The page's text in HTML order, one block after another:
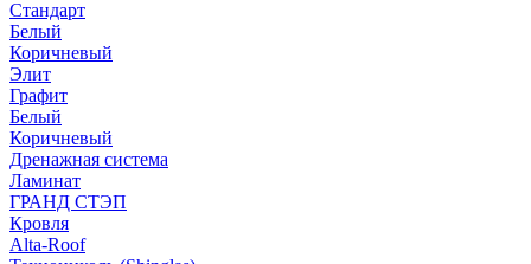
Стандарт
Белый
Коричневый
Элит
Графит
Белый
Коричневый
Дренажная система
Ламинат
ГРАНД СТЭП
Кровля
Alta-Roof